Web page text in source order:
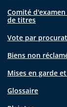
Comité
de titres
Vote par
Biens non
Mises en garde
Glossaire